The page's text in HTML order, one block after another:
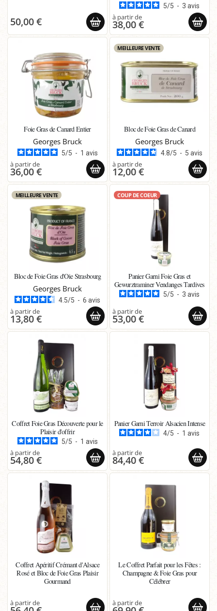
50,00 €
5/5 - 3avis
38,00 €
Foie Gras de Canard Entier
Georges Bruck
5/5 - 1 avis
36,00 €
MEILLEURE VENTE
Bloc de Foie Gras de Canard
Georges Bruck
4.8/5 - 5 avis
12,00 €
MEILLEURE VENTE
Bloc de Foie Gras d'Oie Strasbourg
Georges Bruck
4.5/5 - 6avis
13,80 €
COUP DE COEUR
Panier Garni Foie Gras et
Gewurztraminer Vendanges Tardives
5/5 - 3avis
53,00 €
Coffret Foie Gras Découverte pour le
Plaisir d'offrir
5/5 - 1 avis
54,80 €
Panier Garni Terroir Alsacien Intense
4/5 - 1avis
84,40 €
Coffret Apéritif Crémant d'Alsace
Rosé et Bloc de Foie Gras Plaisir
Gourmand
Le Coffret Parfait pour les Fêtes :
Champagne & Foie Gras pour
Célébrer